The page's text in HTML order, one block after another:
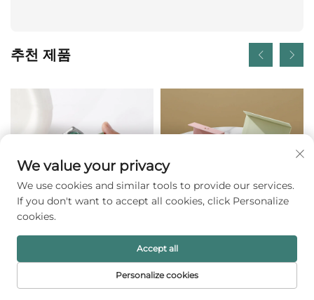
추천 제품
맞춤 로고 고급 PU 가죽 주얼
리 파우치, 압축식 동전 지갑,
스프링 금속 개폐식 립스틱 정
A1 강성 책 스타일 사각 자석식
주얼리 박스, 플립 링 & 네크리
스 보관용 골판지 종이 선물 포
We value your privacy
We use cookies and similar tools to provide our services.
If you don't want to accept all cookies, click Personalize
cookies.
Personalize cookies
Accept all